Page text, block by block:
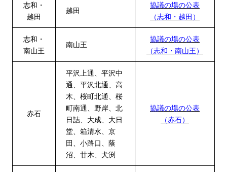
志和・
越田
越田
協議の場の公表
（志和・越田）
志和・
南山王
南山王
協議の場の公表
（志和・南山王）
赤石
平沢上通、平沢中
通、平沢北通、高
木、 桜町北通、桜
町南通、野岸、北
日詰、 大成、大日
堂、箱清水、京
田、小路口、蔭
沼、廿木、犬渕
協議の場の公表
（赤石）